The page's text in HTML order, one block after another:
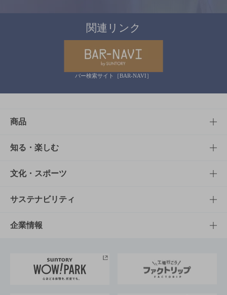
関連リンク
バー検索サイト［BAR-NAVI］
商品
商品TOP
商品一覧
商品発売情報
栄養成分一覧
知る・楽しむ
知る・楽しむTOP
キャンペーン
工場見学
地域情報
文化・スポーツ
文化・スポーツTOP
サントリーホール
サントリーサンバーズ大阪
サステナビリティ
サステナビリティTOP
サントリーが考えるサステナビリティ経営
企業情報
企業概要